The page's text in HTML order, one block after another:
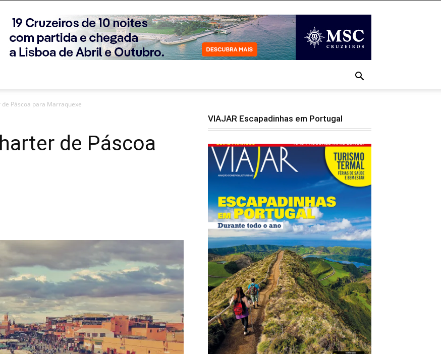
Páscoa para Marraquexe
de Páscoa
VIAJAR Escapadinhas em Portugal